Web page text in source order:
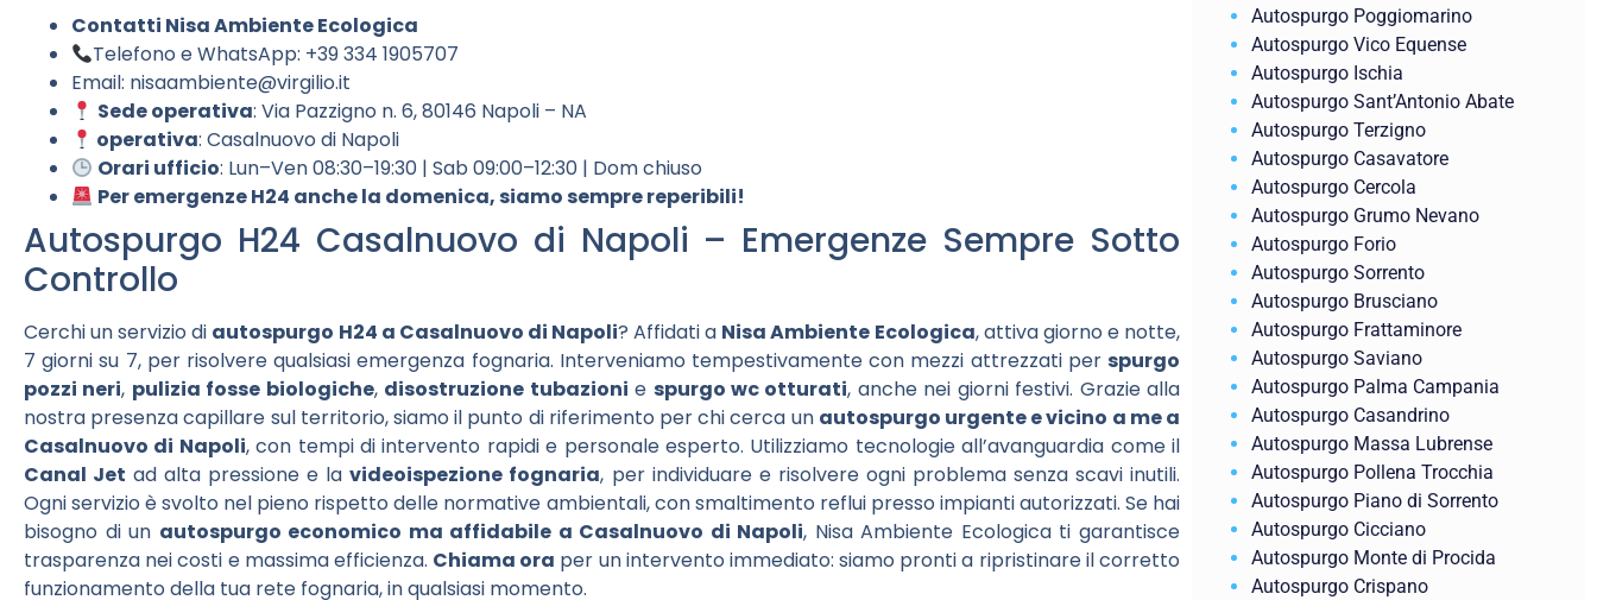
Contatti Nisa Ambiente Ecologica
Telefono e WhatsApp: +39 334 1905707
Email: nisaambiente@virgilio.it
Sede operativa: Via Pazzigno n. 6, 80146 Napoli – NA
operativa: Casalnuovo di Napoli
Orari ufficio: Lun–Ven 08:30–19:30 | Sab 09:00–12:30 | Dom chiuso
Per emergenze H24 anche la domenica, siamo sempre reperibili!
Autospurgo H24 Casalnuovo di Napoli – Emergenze Sempre Sotto
Controllo
Cerchi un servizio di autospurgo H24 a Casalnuovo di Napoli? Affidati a Nisa Ambiente Ecologica, attiva giorno e notte,
7 giorni su 7, per risolvere qualsiasi emergenza fognaria. Interveniamo tempestivamente con mezzi attrezzati per spurgo
pozzi neri, pulizia fosse biologiche, disostruzione tubazioni e spurgo wc otturati, anche nei giorni festivi. Grazie alla
nostra presenza capillare sul territorio, siamo il punto di riferimento per chi cerca un autospurgo urgente e vicino a me a
Casalnuovo di Napoli, con tempi di intervento rapidi e personale esperto. Utilizziamo tecnologie all’avanguardia come il
Canal Jet ad alta pressione e lavideoispezione fognaria, per individuare e risolvere ogni problema senza scavi inutili.
Ogni servizio è svolto nel pieno rispetto delle normative ambientali, con smaltimento reflui presso impianti autorizzati. Se hai
bisogno di un autospurgo economico ma affidabile a Casalnuovo di Napoli, Nisa Ambiente Ecologica ti garantisce
trasparenza nei costi e massima efficienza. Chiama ora per un intervento immediato: siamo pronti a ripristinare il corretto
funzionamento della tua rete fognaria, in qualsiasi momento.
Autospurgo Poggiomarino
Autospurgo Vico Equense
Autospurgo Ischia
Autospurgo Sant’Antonio Abate
Autospurgo Terzigno
Autospurgo Casavatore
Autospurgo Cercola
Autospurgo Grumo Nevano
Autospurgo Forio
Autospurgo Sorrento
Autospurgo Brusciano
Autospurgo Frattaminore
Autospurgo Saviano
Autospurgo Palma Campania
Autospurgo Casandrino
Autospurgo Massa Lubrense
Autospurgo Pollena Trocchia
Autospurgo Piano di Sorrento
Autospurgo Cicciano
Autospurgo Monte di Procida
Autospurgo Crispano